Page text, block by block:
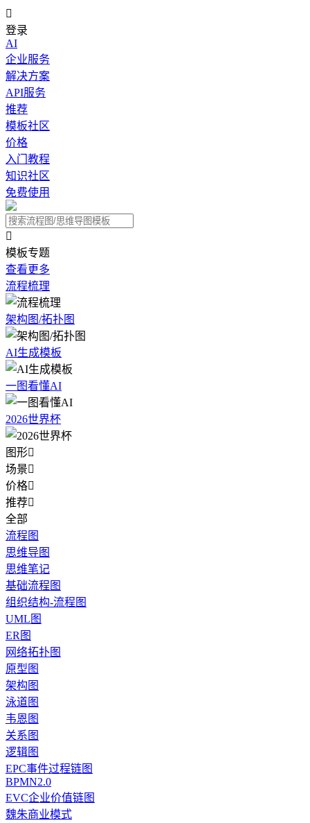

登录
AI
企业服务
解决方案
API服务
推荐
模板社区
价格
入门教程
知识社区
免费使用

模板专题
查看更多
流程梳理
架构图/拓扑图
AI生成模板
一图看懂AI
2026世界杯
图形
场景
价格
推荐
全部
流程图
思维导图
思维笔记
基础流程图
组织结构-流程图
UML图
ER图
网络拓扑图
原型图
架构图
泳道图
韦恩图
关系图
逻辑图
EPC事件过程链图
BPMN2.0
EVC企业价值链图
魏朱商业模式